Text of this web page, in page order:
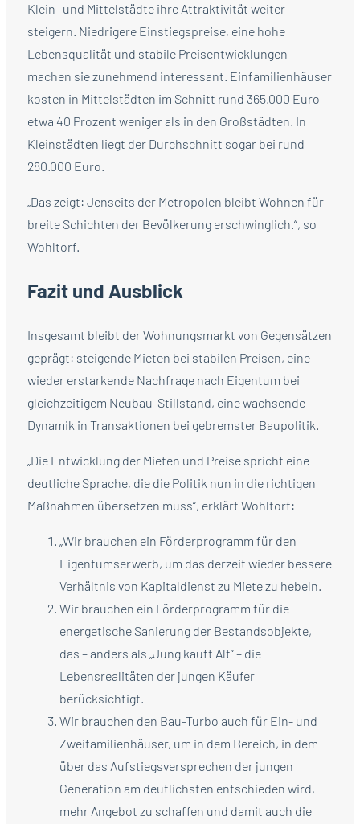
Klein- und Mittelstädte ihre Attraktivität weiter
steigern. Niedrigere Einstiegspreise, eine hohe
Lebensqualität und stabile Preisentwicklungen
machen sie zunehmend interessant. Einfamilienhäuser
kosten in Mittelstädten im Schnitt rund 365.000 Euro –
etwa 40 Prozent weniger als in den Großstädten. In
Kleinstädten liegt der Durchschnitt sogar bei rund
280.000 Euro.
„Das zeigt: Jenseits der Metropolen bleibt Wohnen für
breite Schichten der Bevölkerung erschwinglich.“, so
Wohltorf.
Fazit und Ausblick
Insgesamt bleibt der Wohnungsmarkt von Gegensätzen
geprägt: steigende Mieten bei stabilen Preisen, eine
wieder erstarkende Nachfrage nach Eigentum bei
gleichzeitigem Neubau-Stillstand, eine wachsende
Dynamik in Transaktionen bei gebremster Baupolitik.
„Die Entwicklung der Mieten und Preise spricht eine
deutliche Sprache, die die Politik nun in die richtigen
Maßnahmen übersetzen muss“, erklärt Wohltorf:
„Wir brauchen ein Förderprogramm für den
Eigentumserwerb, um das derzeit wieder bessere
Verhältnis von Kapitaldienst zu Miete zu hebeln.
Wir brauchen ein Förderprogramm für die
energetische Sanierung der Bestandsobjekte,
das – anders als „Jung kauft Alt“ – die
Lebensrealitäten der jungen Käufer
berücksichtigt.
Wir brauchen den Bau-Turbo auch für Ein- und
Zweifamilienhäuser, um in dem Bereich, in dem
über das Aufstiegsversprechen der jungen
Generation am deutlichsten entschieden wird,
mehr Angebot zu schaffen und damit auch die